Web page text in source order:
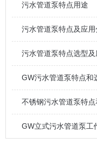
污水管道泵特点用途
污水管道泵特点及应
污水管道泵特点选型及
GW污水管道泵特点和
不锈钢污水管道泵特点
GW立式污水管道泵工